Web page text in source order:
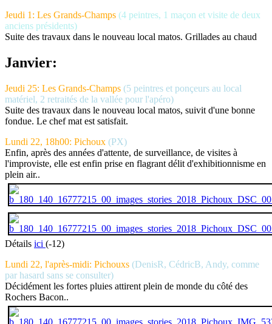
Jeudi 1: Les Grands-Champs (4 peintres, 1 maçon et visite de deux
anciens présidents)
Suite des travaux dans le nouveau local matos. Grillades au chaud
Janvier:
Jeudi 25: Les Grands-Champs (5 peintres et ponçeurs au local
matériel, 2 retraités de la vallée pour l'apéro)
Suite des travaux dans le nouveau local matos, suivit d'une bonne
fondue. Le chef mat est satisfait.
Lundi 22, 18h00: Pichoux (PX)
Enfin, après des années d'attente, de surveillance, de visites à
l'improviste, elle est enfin prise en flagrant délit d'exhibitionnisme en
plein air..
Détails ici (-12)
Lundi 22, l'après-midi: Pichouxs (DenisR, CédricB, Andy, comme
par hasard sans se consulter)
Décidément les fortes pluies attirent plein de monde du côté des
Rochers Bacon..